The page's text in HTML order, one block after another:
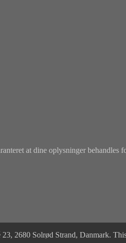
at dine oplysninger behandles
2680 Solrød Strand, Danmark.